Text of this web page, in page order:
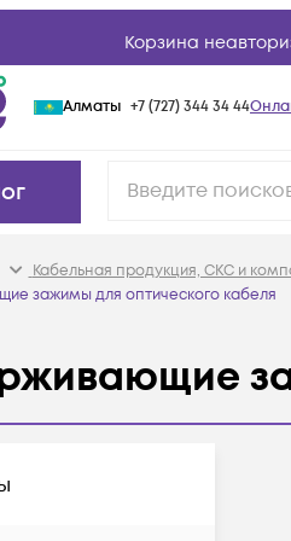
Корзина
Алматы +7 (727) 344 34 44
Кабельная продукция, СКС и
зажимы для оптического кабеля